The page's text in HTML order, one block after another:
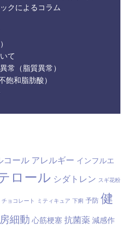
クによるコラム
て
常（脂質異常）
飽和脂肪酸）
コール アレルギー インフルエ
ロール シダトレン スギ花粉
チョコレート ミティキュア 下痢 予防 健
細動 心筋梗塞 抗菌薬 減感作